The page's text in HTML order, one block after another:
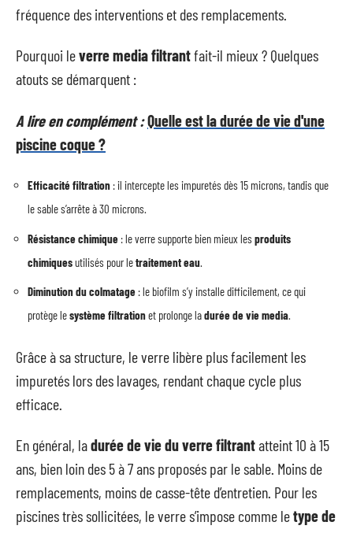
fréquence des interventions et des remplacements.
Pourquoi leverre media filtrantfait-il mieux ? Quelques
atouts se démarquent :
A lire en complément :Quelle est la durée de vie d'une
piscine coque ?
Efficacité filtration : il intercepte les impuretés dès 15 microns, tandis que
le sable s’arrête à 30 microns.
Résistance chimique : le verre supporte bien mieux les produits
chimiquesutilisés pour letraitement eau
Diminution du colmatage : le biofilm s’y installe difficilement, ce qui
protège lesystème filtrationet prolonge ladurée de vie media.
Grâce à sa structure, le verre libère plus facilement les
impuretés lors des lavages, rendant chaque cycle plus
efficace.
En général, ladurée de vie du verre filtrantatteint 10 à 15
ans, bien loin des 5 à 7 ans proposés par le sable. Moins de
remplacements, moins de casse-tête d’entretien. Pour les
piscines très sollicitées, le verre s’impose comme letype de